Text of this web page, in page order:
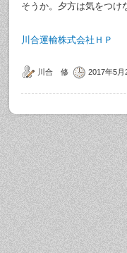
そうか。夕方は気をつけ
川合運輸株式会社ＨＰ
川合 修 2017年5月